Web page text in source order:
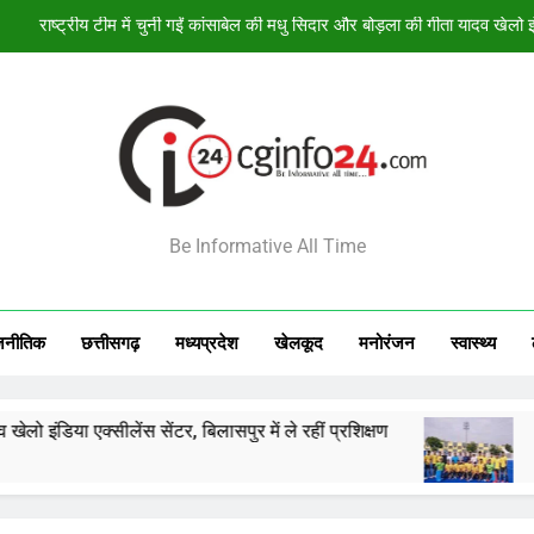
सेमीफाइनल
राष्ट्रीय टीम में चुनी गईं कांसाबेल की मधु सिदार और बोड़ला की गीता यादव खेलो
Be Informative All Time
छत्तीसगढ़ मध्‍यप्रदेश खेलकूद मनोरंजन स्‍वास्‍थ्‍य
सेंटर, बिलासपुर में ले रहीं प्रशिक्षण सेमीफाइनल में
44 Minutes Ago